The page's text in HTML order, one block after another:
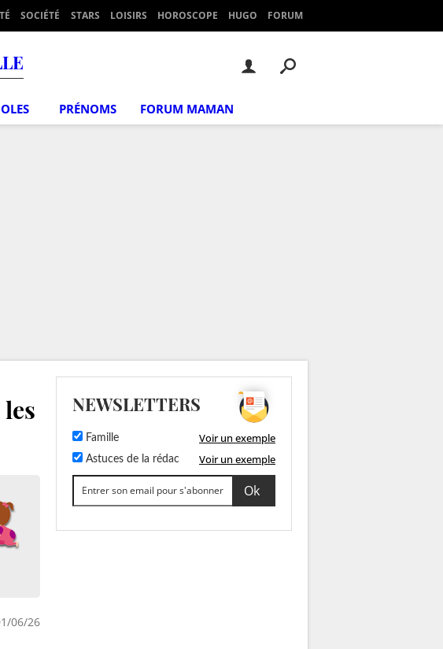
SOCIÉTÉ STARS LOISIRS HOROSCOPE HUGO FORUM
PRÉNOMS FORUM MAMAN
06/26
NEWSLETTERS
Famille Voir un exemple
Astuces de la rédac Voir un exemple